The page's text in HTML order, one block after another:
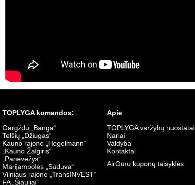
TOPLYGA komandos:
Gargždų „Banga“
Telšių „Džiugas“
Kauno rajono „Hegelmann“
„Kauno Žalgiris“
„Panevėžys“
Marijampolės „Sūduva“
Vilniaus rajono „TransINVEST“
FA „Šiauliai“
Apie
TOPLYGA varžybų nuostatai
Nariai
Valdyba
Kontaktai
AirGuru kuponų taisyklės